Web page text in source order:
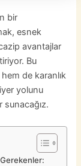
bir
esnek
avantajlar
Bu
de karanlık
yolunu
sunacağız.
Gerekenler: